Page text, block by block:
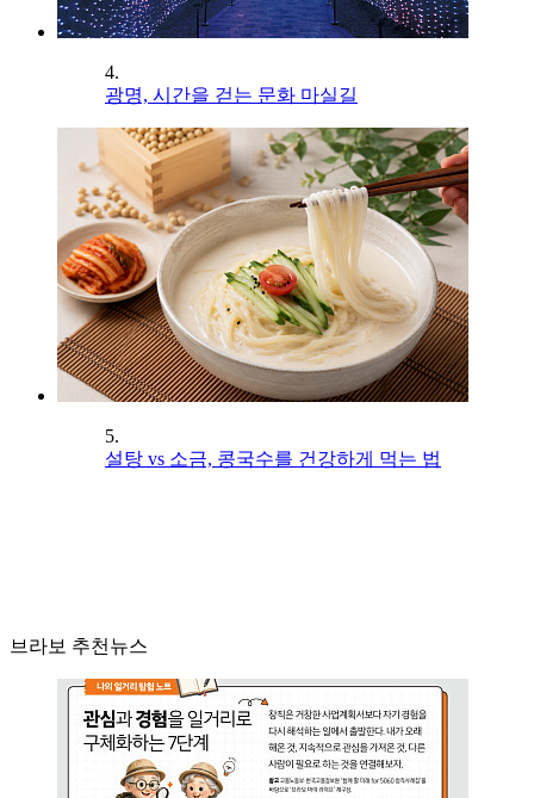
4.
광명, 시간을 걷는 문화 마실길
5.
설탕 vs 소금, 콩국수를 건강하게 먹는 법
브라보 추천뉴스